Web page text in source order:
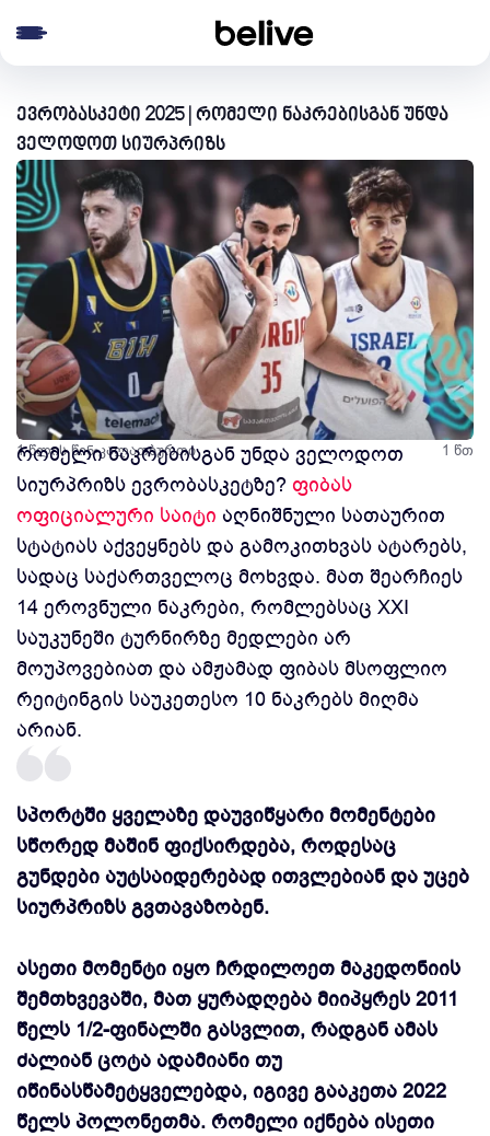
ევრობასკეტი 2025 | რომელი ნაკრებისგან უნდა
ველოდოთ სიურპრიზს
1 წლის წინ კალათბურთი 1 წთ
რომელი ნაკრებისგან უნდა ველოდოთ
სიურპრიზს ევრობასკეტზე? ფიბას
ოფიციალური საიტი აღნიშნული სათაურით
სტატიას აქვეყნებს და გამოკითხვას ატარებს,
სადაც საქართველოც მოხვდა. მათ შეარჩიეს
14 ეროვნული ნაკრები, რომლებსაც XXI
საუკუნეში ტურნირზე მედლები არ
მოუპოვებიათ და ამჟამად ფიბას მსოფლიო
რეიტინგის საუკეთესო 10 ნაკრებს მიღმა
არიან.
სპორტში ყველაზე დაუვიწყარი მომენტები
სწორედ მაშინ ფიქსირდება, როდესაც
გუნდები აუტსაიდერებად ითვლებიან და უცებ
სიურპრიზს გვთავაზობენ.
ასეთი მომენტი იყო ჩრდილოეთ მაკედონიის
შემთხვევაში, მათ ყურადღება მიიპყრეს 2011
წელს 1/2-ფინალში გასვლით, რადგან ამას
ძალიან ცოტა ადამიანი თუ
იწინასწამეტყველებდა, იგივე გააკეთა 2022
წელს პოლონეთმა. რომელი იქნება ისეთი